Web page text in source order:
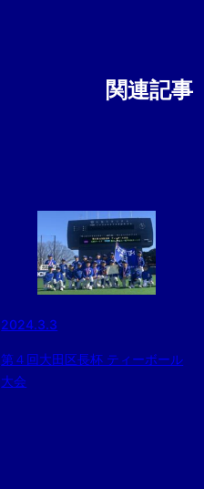
関連記事
2024.3.3
第４回大田区長杯 ティーボール
大会